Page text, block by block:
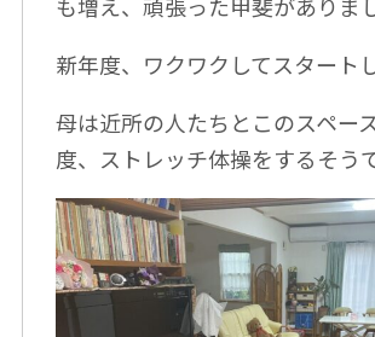
も増え、頑張った甲斐がありま
新年度、ワクワクしてスタート
母は近所の人たちとこのスペー
度、ストレッチ体操をするそうで